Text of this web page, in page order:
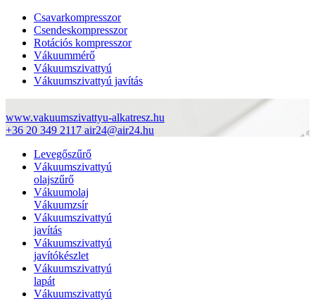
Csavarkompresszor
Csendeskompresszor
Rotációs kompresszor
Vákuummérő
Vákuumszivattyú
Vákuumszivattyú javítás
www.vakuumszivattyu-alkatresz.hu
+36 20 349 2117 air24@air24.hu
Levegőszűrő
Vákuumszivattyú
olajszűrő
Vákuumolaj
Vákuumzsír
Vákuumszivattyú
javítás
Vákuumszivattyú
javítókészlet
Vákuumszivattyú
lapát
Vákuumszivattyú